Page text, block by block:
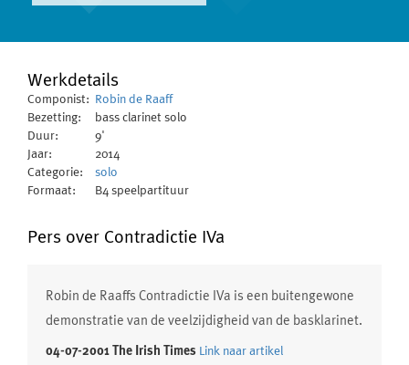
Werkdetails
Componist: Robin de Raaff
Bezetting: bass clarinet solo
Duur:
9'
Jaar:
2014
Categorie:
solo
Formaat:
B4 speelpartituur
Pers over Contradictie IVa
Robin de Raaffs Contradictie IVa is een buitengewone
demonstratie van de veelzijdigheid van de basklarinet.
04-07-2001 The Irish Times Link naar artikel